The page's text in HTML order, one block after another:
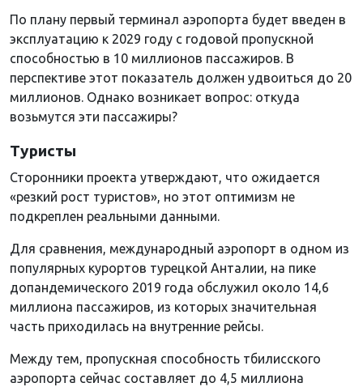
По плану первый терминал аэропорта будет введен в
эксплуатацию к 2029 году с годовой пропускной
способностью в 10 миллионов пассажиров. В
перспективе этот показатель должен удвоиться до 20
миллионов. Однако возникает вопрос: откуда
возьмутся эти пассажиры?
Туристы
Сторонники проекта утверждают, что ожидается
«резкий рост туристов», но этот оптимизм не
подкреплен реальными данными.
Для сравнения, международный аэропорт в одном из
популярных курортов турецкой Анталии, на пике
допандемического 2019 года обслужил около 14,6
миллиона пассажиров, из которых значительная
часть приходилась на внутренние рейсы.
Между тем, пропускная способность тбилисского
аэропорта сейчас составляет до 4,5 миллиона